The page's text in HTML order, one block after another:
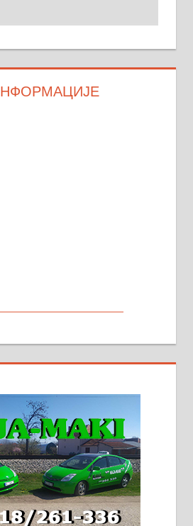
једна уз другу.
централно
гас и дрва. Две
74-023
опремљену
путу, на
око 7 ари.
102-35-25